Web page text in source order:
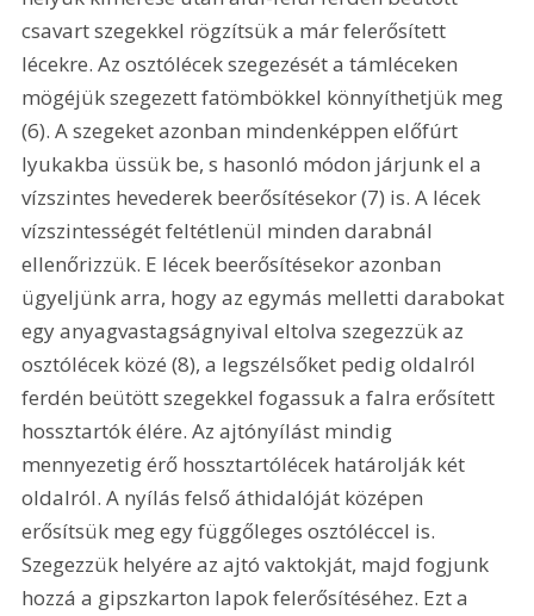
csavart szegekkel rögzítsük a már felerősített
lécekre. Az osztólécek szegezését a támléceken
mögéjük szegezett fatömbökkel könnyíthetjük meg
(6). A szegeket azonban mindenképpen előfúrt
lyukakba üssük be, s hasonló módon járjunk el a
vízszintes hevederek beerősítésekor (7) is. A lécek
vízszintességét feltétlenül minden darabnál
ellenőrizzük. E lécek beerősítésekor azonban
ügyeljünk arra, hogy az egymás melletti darabokat
egy anyagvastagságnyival eltolva szegezzük az
osztólécek közé (8), a legszélsőket pedig oldalról
ferdén beütött szegekkel fogassuk a falra erősített
hossztartók élére. Az ajtónyílást mindig
mennyezetig érő hossztartólécek határolják két
oldalról. A nyílás felső áthidalóját középen
erősítsük meg egy függőleges osztóléccel is.
Szegezzük helyére az ajtó vaktokját, majd fogjunk
hozzá a gipszkarton lapok felerősítéséhez. Ezt a